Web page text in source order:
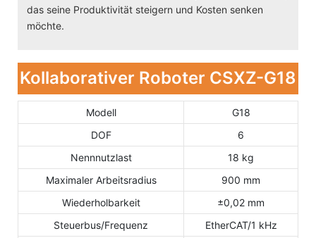
das seine Produktivität steigern und Kosten senken
möchte.
Kollaborativer Roboter CSXZ-G18
Modell
G18
DOF
6
Nennnutzlast
18 kg
Maximaler Arbeitsradius
900 mm
Wiederholbarkeit
±0,02 mm
Steuerbus/Frequenz
EtherCAT/1 kHz